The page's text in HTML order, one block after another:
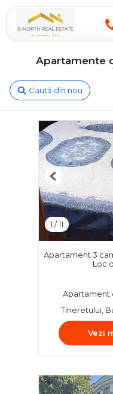
Apartamente
Caută din nou
1 /11
Previous
Apartament 3
Loc
Apartament
Tineretului,
Vezi